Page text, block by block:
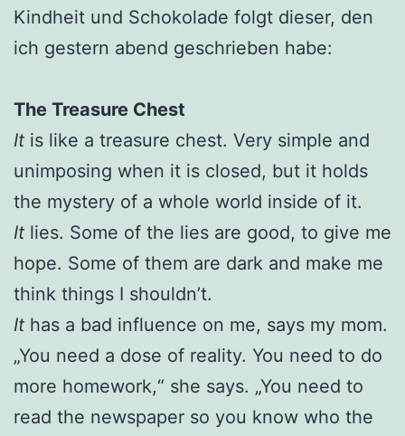
Kindheit und Schokolade folgt dieser, den
ich gestern abend geschrieben habe:
The Treasure Chest
It is like a treasure chest. Very simple and
unimposing when it is closed, but it holds
the mystery of a whole world inside of it.
It lies. Some of the lies are good, to give me
hope. Some of them are dark and make me
think things I shouldn’t.
It has a bad influence on me, says my mom.
„You need a dose of reality. You need to do
more homework,“ she says. „You need to
read the newspaper so you know who the